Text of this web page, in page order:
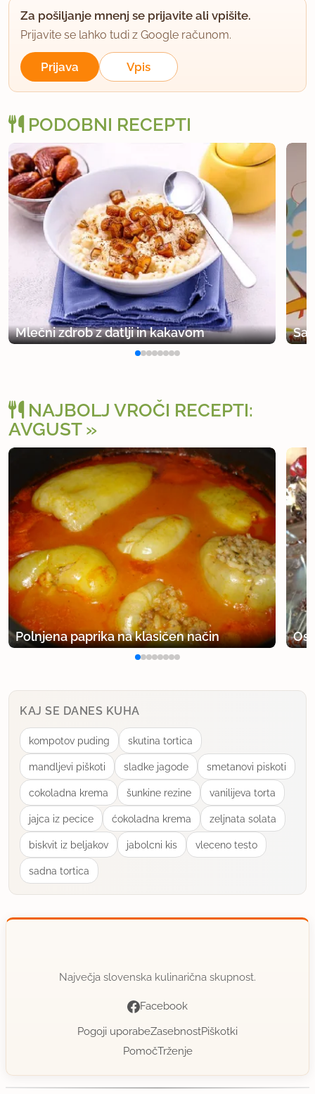
Za pošiljanje mnenj se prijavite ali vpišite.
Prijavite se lahko tudi z Google računom.
Prijava Vpis
PODOBNI RECEPTI
Mlečni zdrob z datlji in kakavom
NAJBOLJ VROČI RECEPTI:
AVGUST
Polnjena paprika na klasičen način
KAJ SE DANES KUHA
kompotov puding skutina tortica
mandljevi piškoti sladke jagode smetanovi piskoti
cokoladna krema šunkine rezine vanilijeva torta
jajca iz pecice ćokoladna krema zeljnata solata
biskvit iz beljakov jabolcni kis vleceno testo
sadna tortica
Največja slovenska kulinarična skupnost.
Facebook
Pogoji uporabeZasebnostPiškotki
PomočTrženje